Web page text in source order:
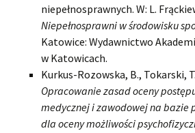
niepełnosprawnych. W: L.
Niepełnosprawni w środowisku
Katowice: Wydawnictwo
w Katowicach.
Kurkus-Rozowska, B., Tokarski,
Opracowanie zasad oceny
medycznej i zawodowej na bazie
dla oceny możliwości